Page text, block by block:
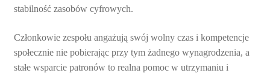
stabilność zasobów cyfrowych.
Członkowie zespołu angażują swój wolny czas i kompetencje
społecznie nie pobierając przy tym żadnego wynagrodzenia, a
stałe wsparcie patronów to realna pomoc w utrzymaniu i